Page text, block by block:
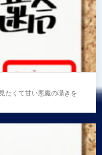
たくて甘い悪魔の囁きを